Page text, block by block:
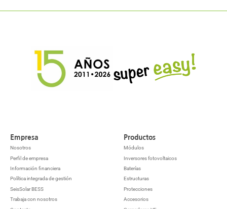
Empresa
Nosotros
Perfil de empresa
Información financiera
Política integrada de gestión
SeisSolar BESS
Trabaja con nosotros
Productos
Módulos
Inversores fotovoltaicos
Baterías
Estructuras
Protecciones
Accesorios